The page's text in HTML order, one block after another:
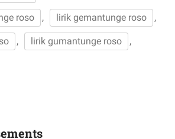
roso , lirik gemantunge roso ,
, lirik gumantunge roso ,